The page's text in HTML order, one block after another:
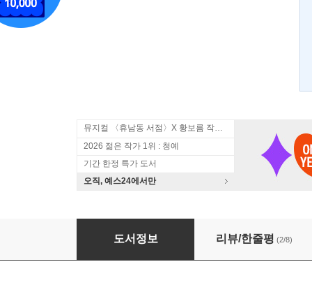
뮤지컬 〈휴남동 서점〉X 황보름 작가 북토크
2026 젊은 작가 1위 : 청예
기간 한정 특가 도서
오직, 예스24에서만
당신과 나의 어사일럼 3
도서정보 리뷰/한줄평 (2/8)